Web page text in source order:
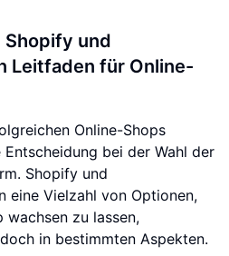
Shopify und
Leitfaden für Online-
Online-Shops
bei der Wahl der
Shopify und
eine Vielzahl von Optionen,
wachsen zu lassen,
in bestimmten Aspekten.